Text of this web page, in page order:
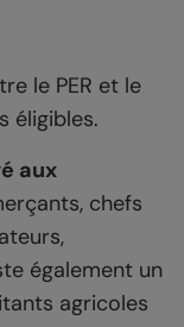
le PER et le
éligibles.
aux
chefs
également un
agricoles